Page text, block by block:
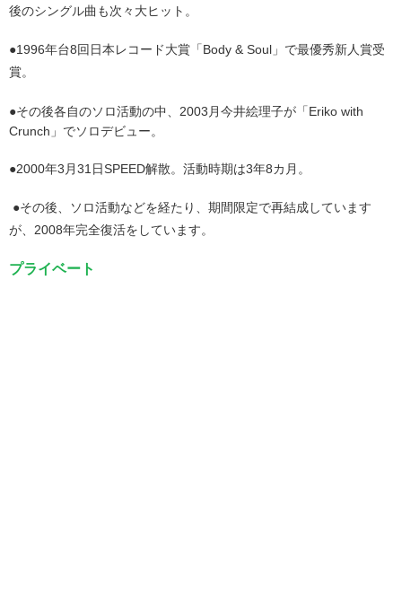
後のシングル曲も次々大ヒット。
●1996年台8回日本レコード大賞「Body & Soul」で最優秀新人賞受
賞。
●その後各自のソロ活動の中、2003月今井絵理子が「Eriko with
Crunch」でソロデビュー。
●2000年3月31日SPEED解散。活動時期は3年8カ月。
●その後、ソロ活動などを経たり、期間限定で再結成しています
が、2008年完全復活をしています。
プライベート